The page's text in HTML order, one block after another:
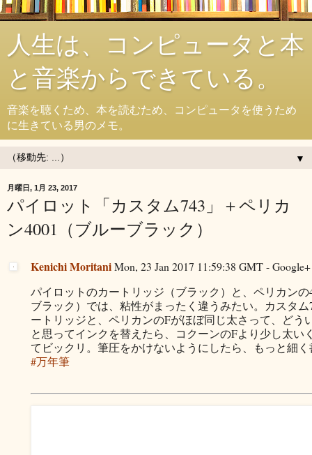
人生は、コンピュータと本
と音楽からできている。
音楽を聴くため、本を読むため、コンピュータを使うため
に生きている男のメモ。
▼
月曜日, 1月 23, 2017
パイロット「カスタム743」＋ペリカ
ン4001（ブルーブラック）
Kenichi MoritaniMon, 23 Jan 2017 11:59:38 GMT -
パイロットのカートリッジ（ブラック）と、ペリカンの
ブラック）では、粘性がまったく違うみたい。カスタム
ートリッジと、ペリカンのFがほぼ同じ太さって、どう
と思ってインクを替えたら、コクーンのFより少し太い
てビックリ。筆圧をかけないようにしたら、もっと細
#万年筆